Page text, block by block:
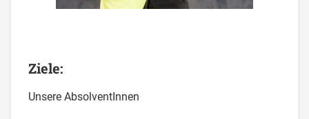
Ziele:
Unsere AbsolventInnen